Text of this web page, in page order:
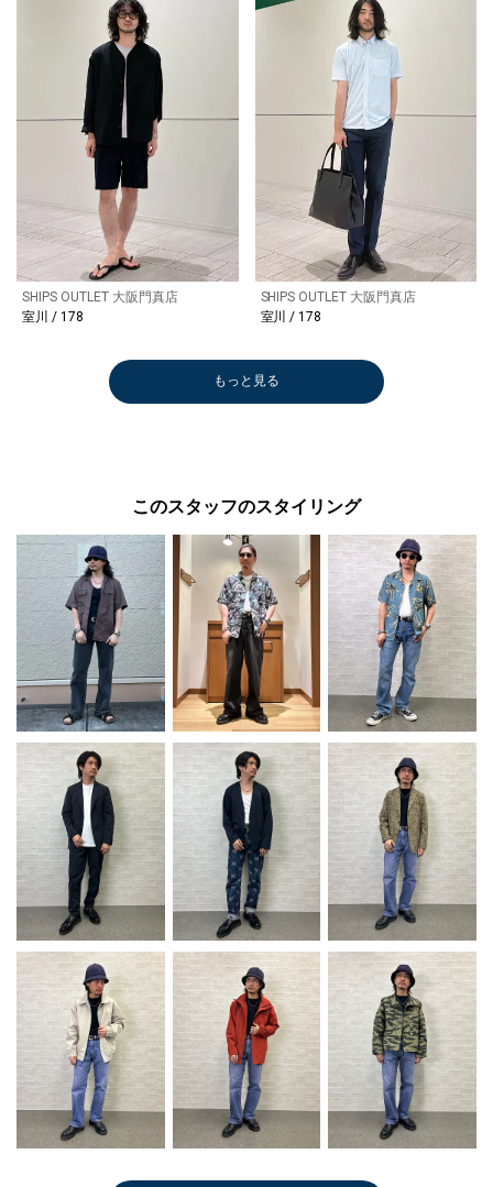
SHIPS OUTLET 大阪門真店
室川 / 178
SHIPS OUTLET 大阪門真店
室川 / 178
もっと見る
このスタッフのスタイリング